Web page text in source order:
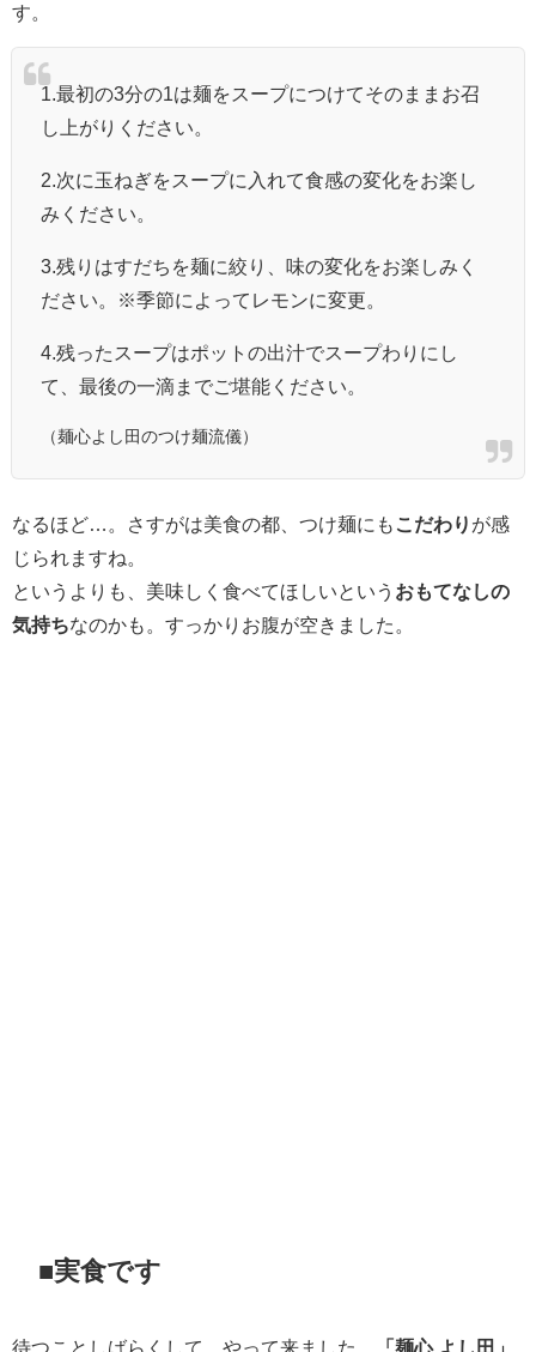
す。
1.最初の3分の1は麺をスープにつけてそのままお召
し上がりください。
2.次に玉ねぎをスープに入れて食感の変化をお楽し
みください。
3.残りはすだちを麺に絞り、味の変化をお楽しみく
ださい。※季節によってレモンに変更。
4.残ったスープはポットの出汁でスープわりにし
て、最後の一滴までご堪能ください。
（麺心よし田のつけ麺流儀）
なるほど…。さすがは美食の都、つけ麺にも こだわり が感
じられますね。
というよりも、美味しく食べてほしいという おもてなしの
気持ちなのかも。すっかりお腹が空きました。
■実食です
待つことしばらくして、やって来ました、 「麺心 よし田」